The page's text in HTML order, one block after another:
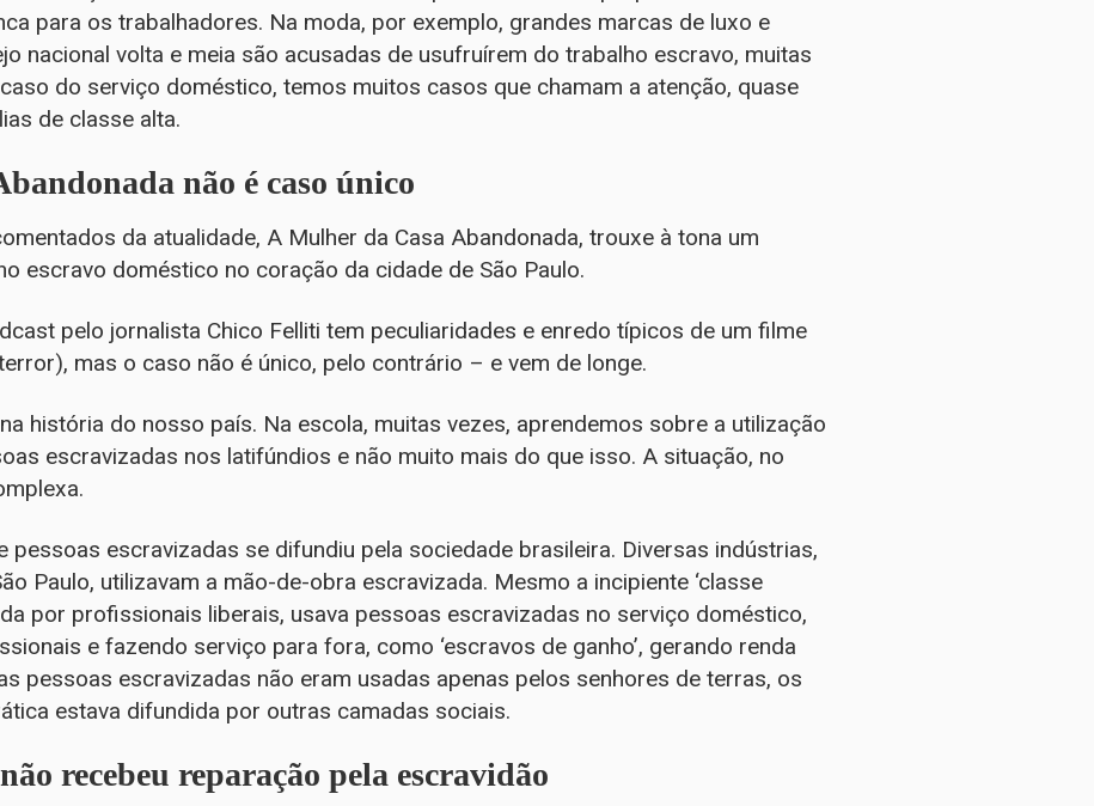
para os trabalhadores. Na moda, por exemplo, grandes marcas de luxo e
nacional volta e meia são acusadas de usufruírem do trabalho escravo, muitas
do serviço doméstico, temos muitos casos que chamam a atenção, quase
de classe alta.
não é caso único
da atualidade, A Mulher da Casa Abandonada, trouxe à tona um
escravo doméstico no coração da cidade de São Paulo.
pelo jornalista Chico Felliti tem peculiaridades e enredo típicos de um filme
mas o caso não é único, pelo contrário – e vem de longe.
história do nosso país. Na escola, muitas vezes, aprendemos sobre a utilização
escravizadas nos latifúndios e não muito mais do que isso. A situação, no
pessoas escravizadas se difundiu pela sociedade brasileira. Diversas indústrias,
Paulo, utilizavam a mão-de-obra escravizada. Mesmo a incipiente ‘classe
por profissionais liberais, usava pessoas escravizadas no serviço doméstico,
e fazendo serviço para fora, como ‘escravos de ganho’, gerando renda
as pessoas escravizadas não eram usadas apenas pelos senhores de terras, os
estava difundida por outras camadas sociais.
recebeu reparação pela escravidão